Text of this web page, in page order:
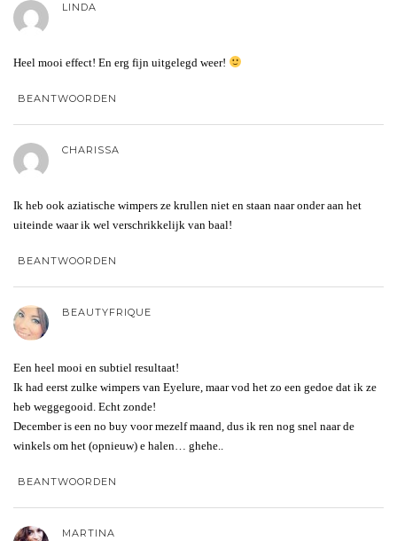
LINDA
Heel mooi effect! En erg fijn uitgelegd weer!
BEANTWOORDEN
CHARISSA
Ik heb ook aziatische wimpers ze krullen niet en staan naar onder aan het
uiteinde waar ik wel verschrikkelijk van baal!
BEANTWOORDEN
BEAUTYFRIQUE
Een heel mooi en subtiel resultaat!
Ik had eerst zulke wimpers van Eyelure, maar vod het zo een gedoe dat ik ze
heb weggegooid. Echt zonde!
December is een no buy voor mezelf maand, dus ik ren nog snel naar de
winkels om het (opnieuw) e halen… ghehe..
BEANTWOORDEN
MARTINA